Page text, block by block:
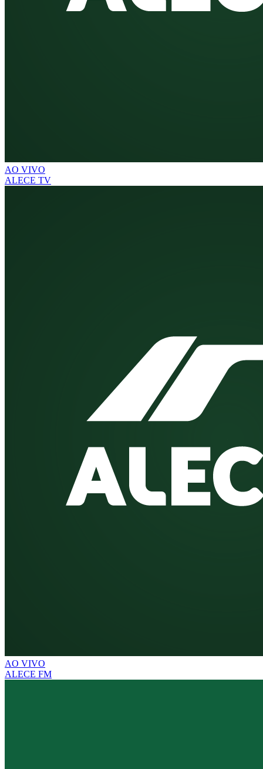
AO VIVO
ALECE TV
AO VIVO
ALECE FM